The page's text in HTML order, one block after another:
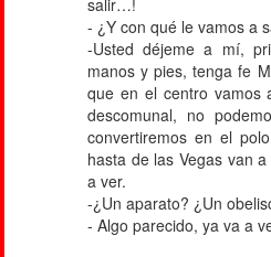
salir…!
- ¿Y con qué le vamos a
-Usted déjeme a mí,
manos y pies, tenga fe
que en el centro vamos
descomunal, no
convertiremos en el
hasta de las Vegas van
a ver.
-¿Un aparato? ¿Un
- Algo parecido, ya va a